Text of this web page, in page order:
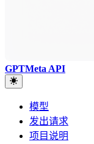
GPTMeta API
模型
发出请求
项目说明